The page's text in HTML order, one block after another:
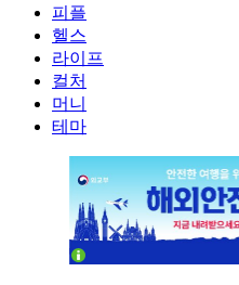
피플
헬스
라이프
컬처
머니
테마